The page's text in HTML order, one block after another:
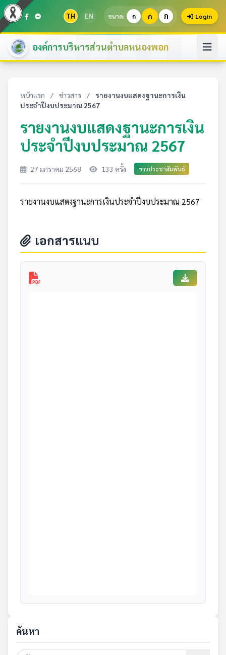
TH EN ขนาด: ก ก ก Login
องค์การบริหารส่วนตำบลหนองพอก
หน้าแรก / ข่าวสาร /
รายงานงบแสดงฐานะการเงิน
ประจำปีงบประมาณ 2567
รายงานงบแสดงฐานะการเงิน
ประจำปีงบประมาณ 2567
27 มกราคม 2568 133 ครั้ง ข่าวประชาสัมพันธ์
รายงานงบแสดงฐานะการเงินประจำปีงบประมาณ 2567
เอกสารแนบ
ค้นหา